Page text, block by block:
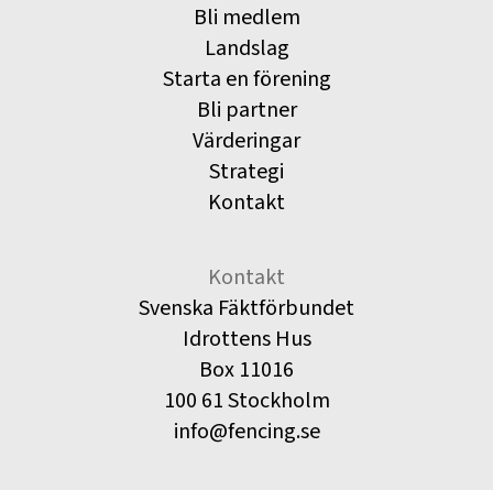
Bli medlem
Landslag
Starta en förening
Bli partner
Värderingar
Strategi
Kontakt
Kontakt
Svenska Fäktförbundet
Idrottens Hus
Box 11016
100 61 Stockholm
info@fencing.se